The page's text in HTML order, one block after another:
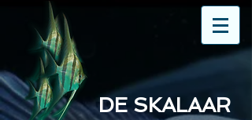
DE SKALAAR